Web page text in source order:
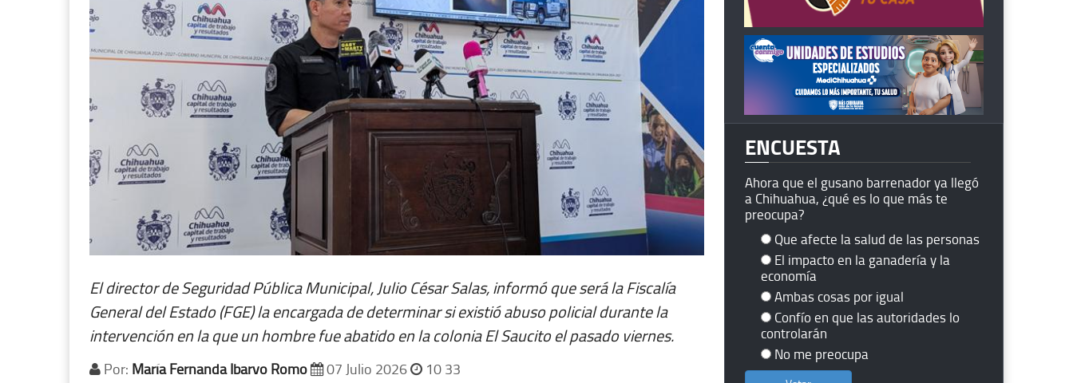
El director de Seguridad Pública Municipal, Julio César Salas, informó que será la Fiscalía
General del Estado (FGE) la encargada de determinar si existió abuso policial durante la
intervención en la que un hombre fue abatido en la colonia El Saucito el pasado viernes.
Por: María Fernanda Ibarvo Romo 07 Julio 2026 10 33
ENCUESTA
Ahora que el gusano barrenador ya llegó
a Chihuahua, ¿qué es lo que más te
preocupa?
Que afecte la salud de las personas
El impacto en la ganadería y la
economía
Ambas cosas por igual
Confío en que las autoridades lo
controlarán
No me preocupa